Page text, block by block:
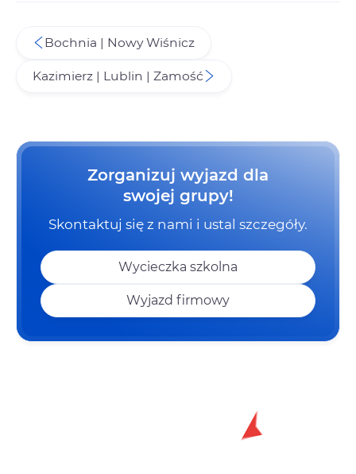
Bochnia | Nowy Wiśnicz
Kazimierz | Lublin | Zamość
Zorganizuj wyjazd dla
swojej grupy!
Skontaktuj się z nami i ustal szczegóły.
Wycieczka szkolna
Wyjazd firmowy